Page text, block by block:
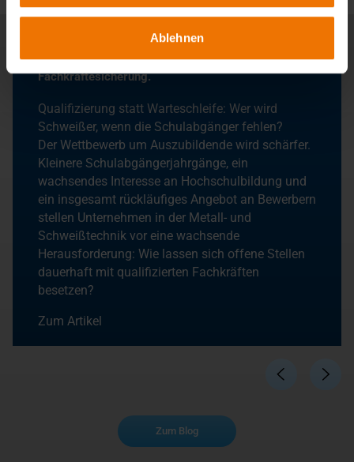
Ablehnen
Aus Potenzial werden Profis: Neue Wege zur
Fachkräftesicherung.
Qualifizierung statt Warteschleife: Wer wird
Schweißer, wenn die Schulabgänger fehlen?
Der Wettbewerb um Auszubildende wird schärfer.
Kleinere Schulabgängerjahrgänge, ein
wachsendes Interesse an Hochschulbildung und
ein insgesamt rückläufiges Angebot an Bewerbern
stellen Unternehmen in der Metall- und
Schweißtechnik vor eine wachsende
Herausforderung: Wie lassen sich offene Stellen
dauerhaft mit qualifizierten Fachkräften
besetzen?
Zum Artikel
Zum Blog